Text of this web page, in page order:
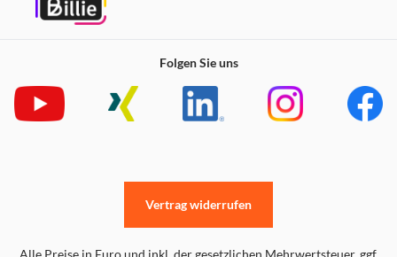
Folgen Sie uns
Alle Preise in Euro und inkl. der gesetzlichen Mehrwertsteuer. ggf.
Vertrag widerrufen